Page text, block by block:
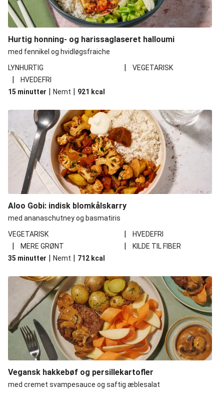
Hurtig honning- og harissaglaseret halloumi
med fennikel og hvidløgsfraiche
LYNHURTIG
| VEGETARISK
|
HVEDEFRI
15 minutter | Nemt | 921 kcal
Aloo Gobi: indisk blomkålskarry
med ananaschutney og basmatiris
VEGETARISK
| HVEDEFRI
| MERE GRØNT |
KILDE TIL FIBER
35 minutter | Nemt | 712 kcal
Vegansk hakkebøf og persillekartofler
med cremet svampesauce og saftig æblesalat